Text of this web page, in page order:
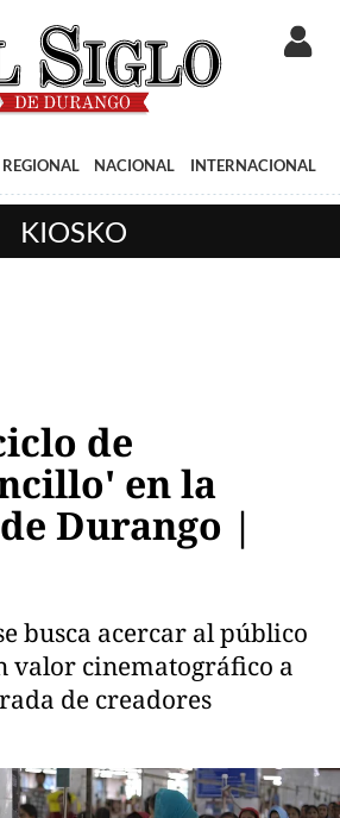
REGIONAL NACIONAL INTERNACIONAL
KIOSKO
de
en la
Durango |
busca acercar al público
valor cinematográfico a
de creadores